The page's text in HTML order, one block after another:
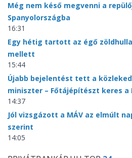
Még nem késő megvenni a
Spanyolországba
16:31
Egy hétig tartott az égő
mellett
15:44
Újabb bejelentést tett a
miniszter – Főtájépítészt keres a
14:37
Jól vizsgázott a MÁV az elmúlt
szerint
14:05